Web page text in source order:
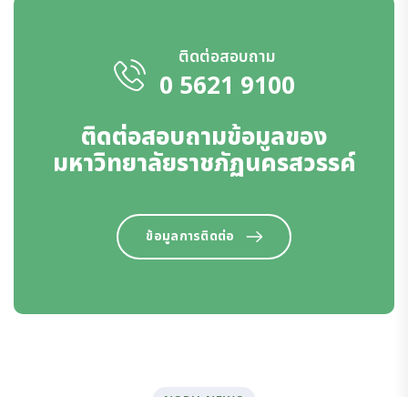
ติดต่อสอบถาม
0 5621 9100
ติดต่อสอบถามข้อมูลของ
มหาวิทยาลัยราชภัฏนครสวรรค์
ข้อมูลการติดต่อ